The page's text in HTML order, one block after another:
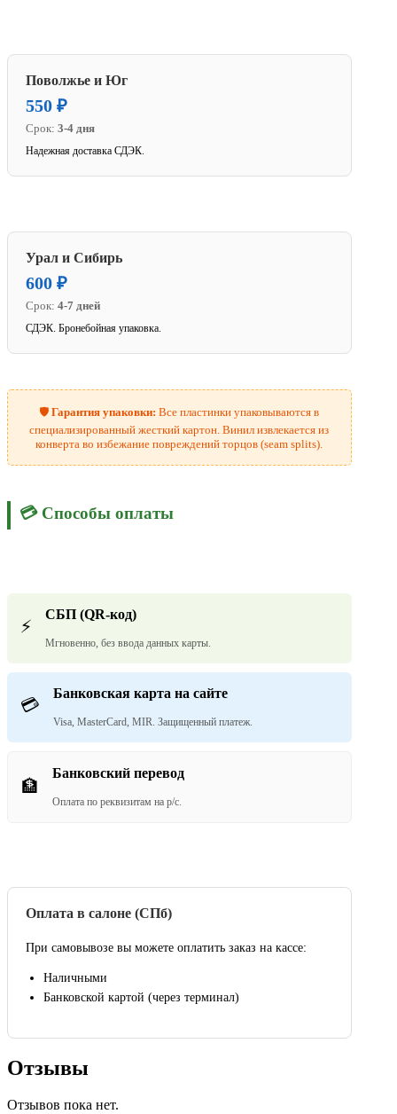
Поволжье и Юг
550 ₽
Срок: 3-4 дня
Надежная доставка СДЭК.
Урал и Сибирь
600 ₽
Срок: 4-7 дней
СДЭК. Бронебойная упаковка.
🛡️Гарантия упаковки: Все пластинки упаковываются в
специализированный жесткий картон. Винил извлекается из
конверта во избежание повреждений торцов (seam splits).
💳 Способы оплаты
⚡
СБП (QR-код)
Мгновенно, без ввода данных карты.
💳
Банковская карта на сайте
Visa, MasterCard, MIR. Защищенный платеж.
🏦
Банковский перевод
Оплата по реквизитам на р/с.
Оплата в салоне (СПб)
При самовывозе вы можете оплатить заказ на кассе:
Наличными
Банковской картой (через терминал)
Отзывы
Отзывов пока нет.